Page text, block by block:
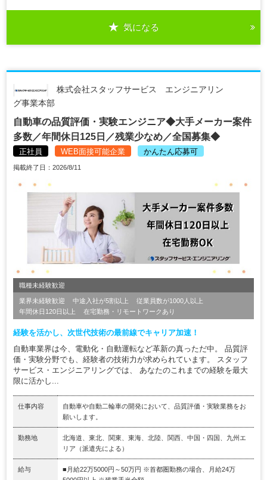
気になる
株式会社スタッフサービス エンジニアリン
グ事業本部
自動車の品質評価・実験エンジニア◆大手メーカー案件
多数／年間休日125日／残業少なめ／全国募集◆
正社員 WEB面接可能企業 かんたん応募可
掲載終了日：2026/8/11
職種未経験歓迎
業界未経験歓迎 中途入社が5割以上
従業員数が1000人以上
年間休日120日以上
在宅勤務・リモートワークあり
経験を活かし、次世代技術の最前線でキャリア加速！
自動車業界は今、電動化・自動運転など革新の真っただ中。 品質評
価・実験分野でも、経験者の技術力が求められています。 スタッフ
サービス・エンジニアリングでは、 あなたのこれまでの経験を最大
限に活かし...
仕事内容
自動車や自動二輪車の開発において、品質評価・実験業務をお
願いします。
勤務地
北海道、東北、関東、東海、北陸、関西、中国・四国、九州エ
リア（派遣先による）
給与
■月給22万5000円～50万円 ※首都圏勤務の場合、月給24万